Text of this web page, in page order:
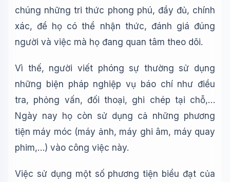
chúng những tri thức phong phú, đầy đủ, chính
xác, để họ có thể nhận thức, đánh giá đúng
người và việc mà họ đang quan tâm theo dõi.
Vì thế, người viết phóng sự thường sử dụng
những biện pháp nghiệp vụ báo chí như điều
tra, phỏng vấn, đối thoại, ghi chép tại chỗ,…
Ngày nay họ còn sử dụng cả những phương
tiện máy móc (máy ảnh, máy ghi âm, máy quay
phim,…) vào công việc này.
Việc sử dụng một số phương tiện biểu đạt của
🤖 Wiki Trợ Lý
🎓
Tôi là trợ lý AI của TuDienWiki. Hãy hỏi tôi bất kỳ điều gì